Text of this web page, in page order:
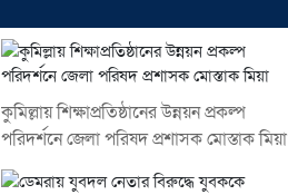
কুমিল্লায় শিক্ষাপ্রতিষ্ঠানের উন্নয়ন প্রকল্প
পরিদর্শনে জেলা পরিষদ প্রশাসক মোস্তাক মিয়া